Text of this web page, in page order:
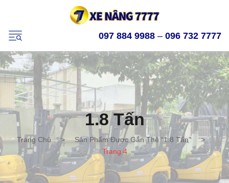
097 884 9988 – 096 732 7777
1.8 Tấn
Trang Chủ > Sản Phẩm Được Gắn Thẻ “1.8 Tấn”
>
Trang 4